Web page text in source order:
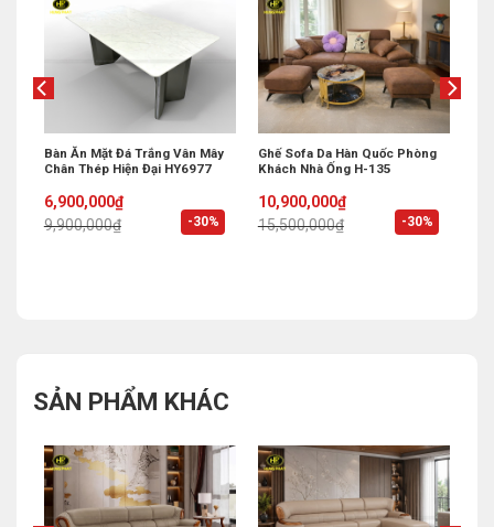
-30%
Bàn Ăn Mặt Đá Trắng Vân Mây
Chân Thép Hiện Đại HY6977
9,900,000₫
Original
price
was:
6,900,000₫
Current
price
is:
-30%
Ghế Sofa Da Hàn Quốc Phòng
Khách Nhà Ống H-135
15,500,000₫
Original
price
was:
10,900,000₫
Current
price
is:
SẢN PHẨM KHÁC